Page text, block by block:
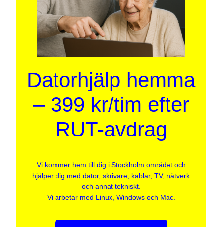
Datorhjälp hemma
– 399 kr/tim efter
RUT-avdrag
Vi kommer hem till dig i Stockholm området och
hjälper dig med dator, skrivare, kablar, TV, nätverk
och annat tekniskt.
Vi arbetar med Linux, Windows och Mac.